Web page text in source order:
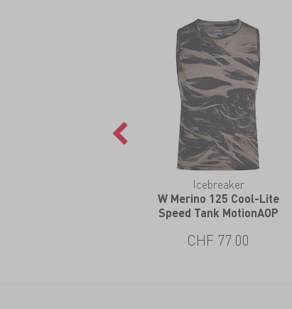
Icebreaker
W Merino 125 Cool-Lite
Speed Tank MotionAOP
CHF 77.00